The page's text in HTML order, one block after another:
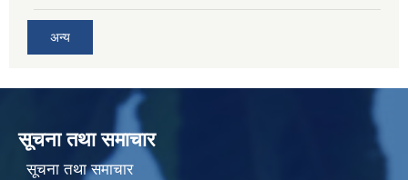
अन्य
सूचना तथा समाचार
सूचना तथा समाचार